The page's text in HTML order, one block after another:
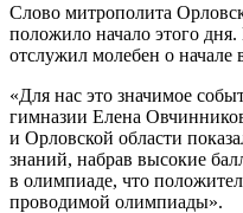
Слово митрополита
положило начало этого
отслужил молебен о начале
«Для нас это значимое
гимназии Елена
и Орловской области
знаний, набрав высокие
в олимпиаде, что
проводимой олимпиады».